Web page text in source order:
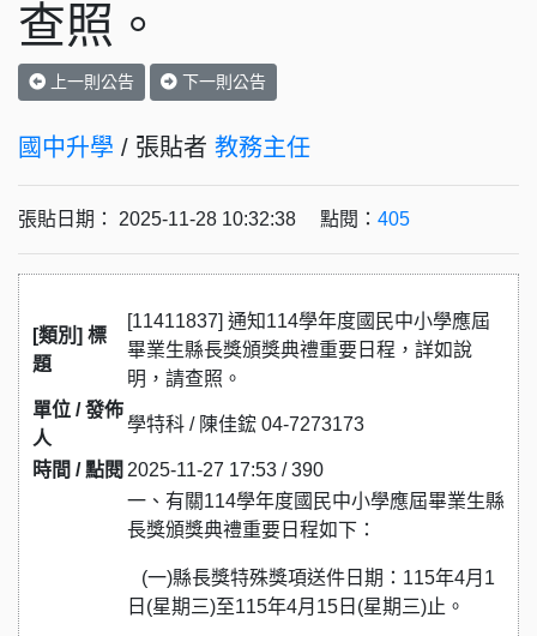
查照。
上一則公告 下一則公告
國中升學 / 張貼者 教務主任
張貼日期： 2025-11-28 10:32:38 點閱： 405
[類別] 標
題
[11411837] 通知114學年度國民中小學應屆
畢業生縣長獎頒獎典禮重要日程，詳如說
明，請查照。
單位 / 發佈
人
學特科 / 陳佳鋐 04-7273173
時間 / 點閱 2025-11-27 17:53 / 390
一、有關114學年度國民中小學應屆畢業生縣
長獎頒獎典禮重要日程如下：
(一)縣長獎特殊獎項送件日期：115年4月1
日(星期三)至115年4月15日(星期三)止。